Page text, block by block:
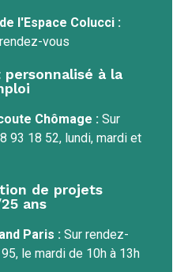
l'Espace Colucci :
vous
à la
Chômage : Sur
93 18 52, lundi, mardi et
de projets
ans
Paris : Sur rendez-
le mardi de 10h à 13h